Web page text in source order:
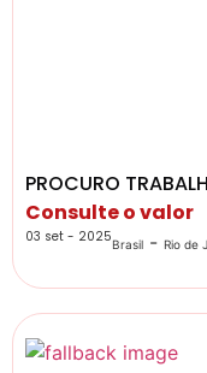
PROCURO
Consulte o valor
03 set - 2025Brasil - Rio de